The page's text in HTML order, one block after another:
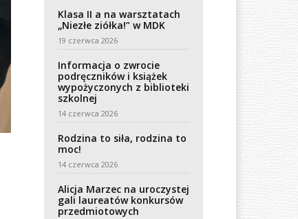
Klasa II a na warsztatach
„Niezłe ziółka!” w MDK
19 czerwca 2026
Informacja o zwrocie
podręczników i książek
wypożyczonych z biblioteki
szkolnej
14 czerwca 2026
Rodzina to siła, rodzina to
moc!
14 czerwca 2026
Alicja Marzec na uroczystej
gali laureatów konkursów
przedmiotowych